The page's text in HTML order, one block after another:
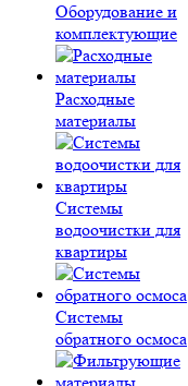
Оборудование и
комплектующие
Расходные
материалы
Системы
водоочистки для
квартиры
Системы
обратного осмоса